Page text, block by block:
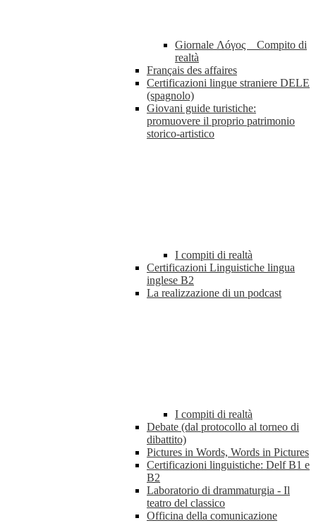
Giornale Λóγος _ Compito di
realtà
Français des affaires
Certificazioni lingue straniere DELE
(spagnolo)
Giovani guide turistiche:
promuovere il proprio patrimonio
storico-artistico
I compiti di realtà
Certificazioni Linguistiche lingua
inglese B2
La realizzazione di un podcast
I compiti di realtà
Debate (dal protocollo al torneo di
dibattito)
Pictures in Words, Words in Pictures
Certificazioni linguistiche: Delf B1 e
B2
Laboratorio di drammaturgia - Il
teatro del classico
Officina della comunicazione